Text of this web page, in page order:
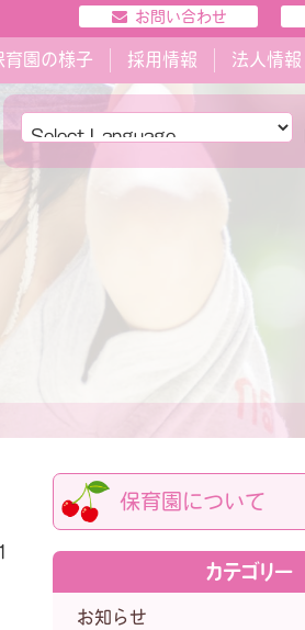
お問い合わせ
育園の様子 採用情報 法人情報
保育園について
カテゴリー
お知らせ